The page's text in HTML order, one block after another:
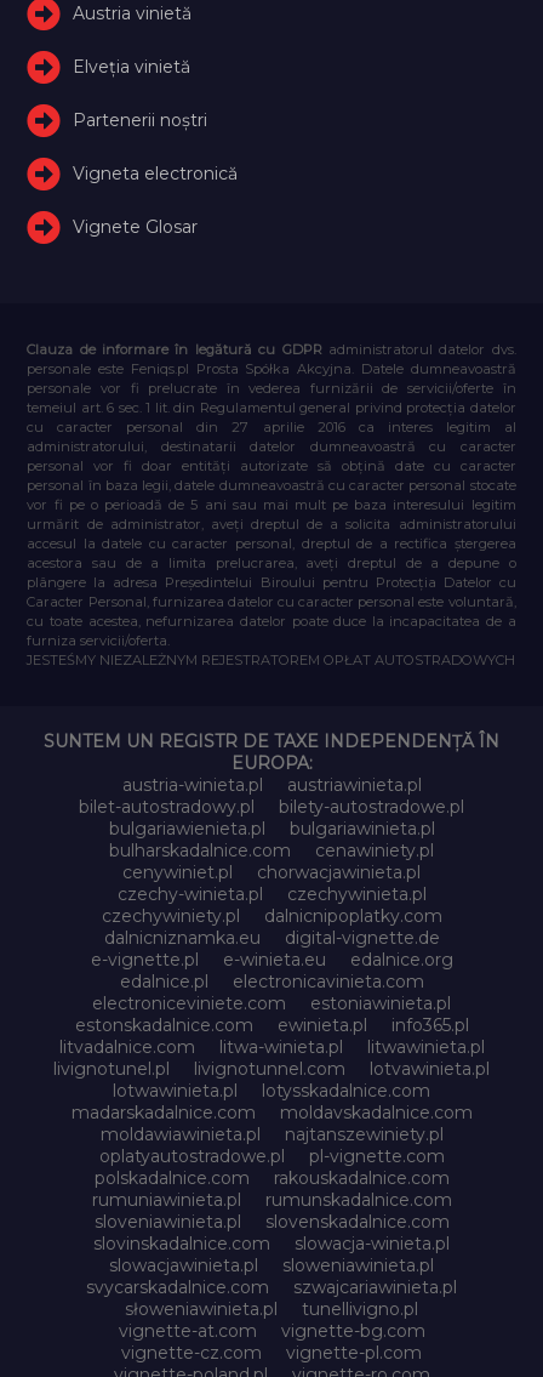
Austria vinietă
Elveţia vinietă
Partenerii noștri
Vigneta electronică
Vignete Glosar
Clauza de informare în legătură cu GDPR administratorul datelor dvs.
personale este Feniqs.pl Prosta Spółka Akcyjna. Datele dumneavoastră
personale vor fi prelucrate în vederea furnizării de servicii/oferte în
temeiul art. 6 sec. 1 lit. din Regulamentul general privind protecția datelor
cu caracter personal din 27 aprilie 2016 ca interes legitim al
administratorului, destinatarii datelor dumneavoastră cu caracter
personal vor fi doar entități autorizate să obțină date cu caracter
personal în baza legii, datele dumneavoastră cu caracter personal stocate
vor fi pe o perioadă de 5 ani sau mai mult pe baza interesului legitim
urmărit de administrator, aveți dreptul de a solicita administratorului
accesul la datele cu caracter personal, dreptul de a rectifica ștergerea
acestora sau de a limita prelucrarea, aveți dreptul de a depune o
plângere la adresa Președintelui Biroului pentru Protecția Datelor cu
Caracter Personal, furnizarea datelor cu caracter personal este voluntară,
cu toate acestea, nefurnizarea datelor poate duce la incapacitatea de a
furniza servicii/oferta.
JESTEŚMY NIEZALEŻNYM REJESTRATOREM OPŁAT AUTOSTRADOWYCH
SUNTEM UN REGISTR DE TAXE INDEPENDENȚĂ ÎN
EUROPA:
austria-winieta.pl
austriawinieta.pl
bilet-autostradowy.pl
bilety-autostradowe.pl
bulgariawienieta.pl
bulgariawinieta.pl
bulharskadalnice.com
cenawiniety.pl
cenywiniet.pl
chorwacjawinieta.pl
czechy-winieta.pl
czechywinieta.pl
czechywiniety.pl
dalnicnipoplatky.com
dalnicniznamka.eu
digital-vignette.de
e-vignette.pl
e-winieta.eu
edalnice.org
edalnice.pl
electronicavinieta.com
electroniceviniete.com
estoniawinieta.pl
estonskadalnice.com
ewinieta.pl
info365.pl
litvadalnice.com
litwa-winieta.pl
litwawinieta.pl
livignotunel.pl
livignotunnel.com
lotvawinieta.pl
lotwawinieta.pl
lotysskadalnice.com
madarskadalnice.com
moldavskadalnice.com
moldawiawinieta.pl
najtanszewiniety.pl
oplatyautostradowe.pl
pl-vignette.com
polskadalnice.com
rakouskadalnice.com
rumuniawinieta.pl
rumunskadalnice.com
sloveniawinieta.pl
slovenskadalnice.com
slovinskadalnice.com
slowacja-winieta.pl
slowacjawinieta.pl
sloweniawinieta.pl
svycarskadalnice.com
szwajcariawinieta.pl
słoweniawinieta.pl
tunellivigno.pl
vignette-at.com
vignette-bg.com
vignette-cz.com
vignette-pl.com